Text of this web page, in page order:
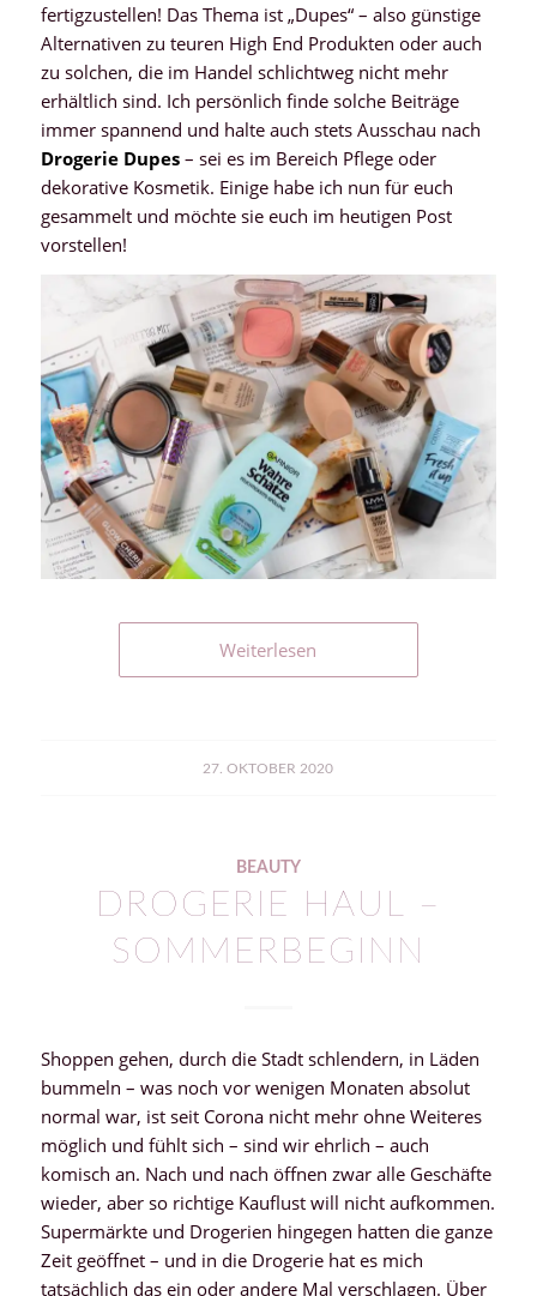
fertigzustellen! Das Thema ist „Dupes“ – also günstige
Alternativen zu teuren High End Produkten oder auch
zu solchen, die im Handel schlichtweg nicht mehr
erhältlich sind. Ich persönlich finde solche Beiträge
immer spannend und halte auch stets Ausschau nach
Drogerie Dupes– sei es im Bereich Pflege oder
dekorative Kosmetik. Einige habe ich nun für euch
gesammelt und möchte sie euch im heutigen Post
vorstellen!
Weiterlesen
27. OKTOBER 2020
BEAUTY
DROGERIE HAUL –
SOMMERBEGINN
Shoppen gehen, durch die Stadt schlendern, in Läden
bummeln – was noch vor wenigen Monaten absolut
normal war, ist seit Corona nicht mehr ohne Weiteres
möglich und fühlt sich – sind wir ehrlich – auch
komisch an. Nach und nach öffnen zwar alle Geschäfte
wieder, aber so richtige Kauflust will nicht aufkommen.
Supermärkte und Drogerien hingegen hatten die ganze
Zeit geöffnet – und in die Drogerie hat es mich
tatsächlich das ein oder andere Mal verschlagen. Über